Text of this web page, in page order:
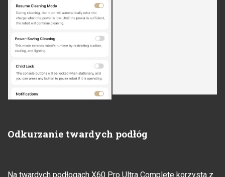
Odkurzanie twardych podłóg
Na twardych podłogach X60 Pro Ultra Complete korzysta z